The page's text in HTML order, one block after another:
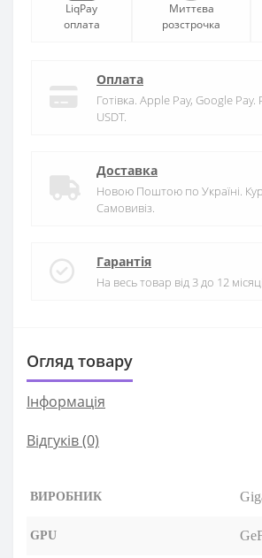
LiqPay
оплата
Миттєва
розстрочка
Оплата
Готівка. Apple Pay, Google Pay.
USDT.
Доставка
Новою Поштою по Україні.
Самовивіз.
Гарантія
На весь товар від 3 до 12
Огляд товару
Iнформація
Відгуків (0)
ВИРОБНИК
GPU